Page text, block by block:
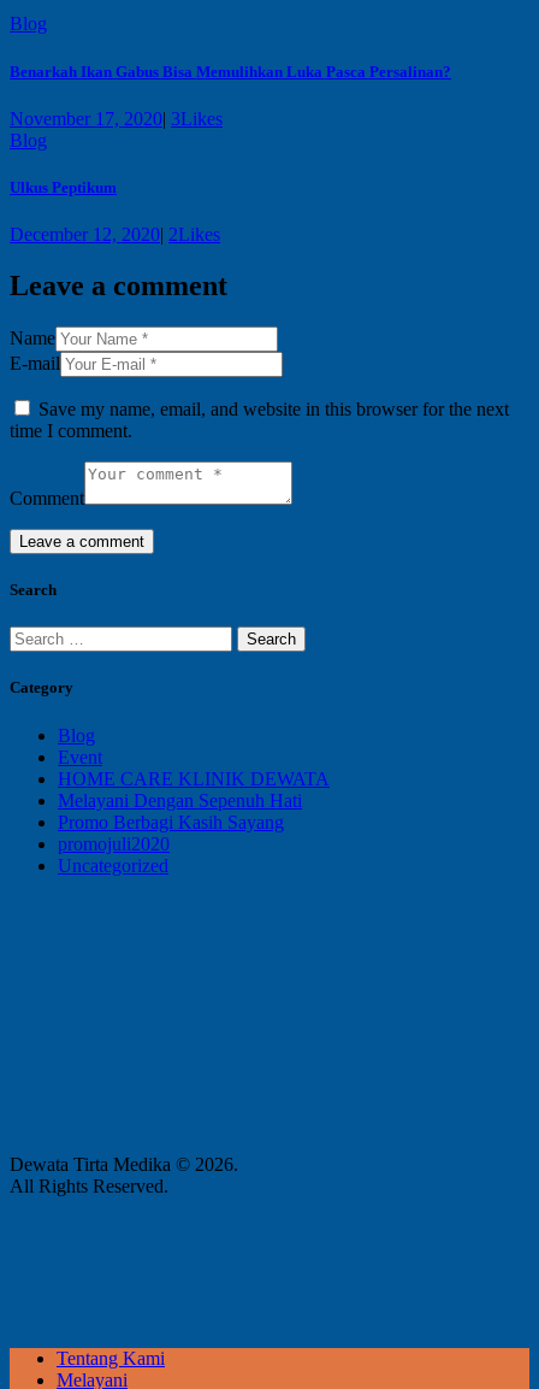
Blog
Benarkah Ikan Gabus Bisa Memulihkan Luka Pasca Persalinan?
November 17, 2020| 3Likes
Blog
Ulkus Peptikum
December 12, 2020| 2Likes
Leave a comment
Name
E-mail
Save my name, email, and website in this browser for the next
time I comment.
Comment
Search
Search
for:
Category
Blog
Event
HOME CARE KLINIK DEWATA
Melayani Dengan Sepenuh Hati
Promo Berbagi Kasih Sayang
promojuli2020
Uncategorized
Dewata Tirta Medika © 2026.
All Rights Reserved.
Tentang Kami
Melayani